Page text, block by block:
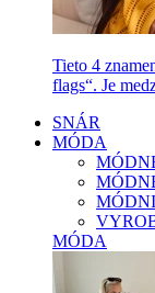
Tieto 4
flags“. Je
SNÁR
MÓDA
MÓDA